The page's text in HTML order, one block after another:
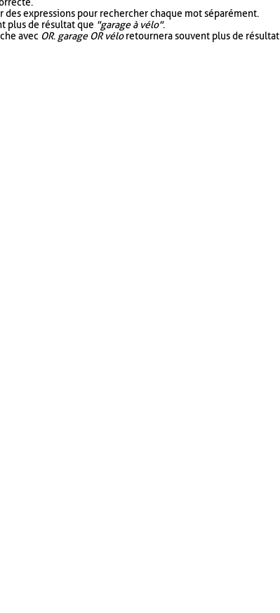
expressions pour rechercher chaque mot séparément.
plus de résultat que "garage à vélo".
avec OR. garage OR véloretournera souvent plus de résultat